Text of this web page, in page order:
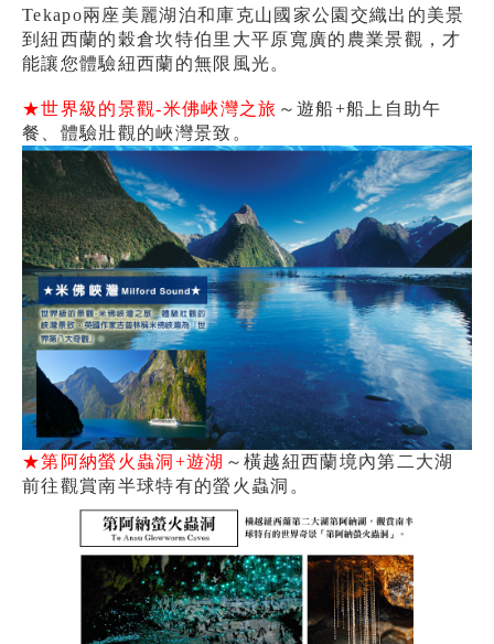
Tekapo兩座美麗湖泊和庫克山國家公園交織出的美景
到紐西蘭的穀倉坎特伯里大平原寬廣的農業景觀，才
能讓您體驗紐西蘭的無限風光。
★世界級的景觀-米佛峽灣之旅 ～遊船+船上自助午
餐、體驗壯觀的峽灣景致。
★第阿納螢火蟲洞+遊湖 ～橫越紐西蘭境內第二大湖
前往觀賞南半球特有的螢火蟲洞。